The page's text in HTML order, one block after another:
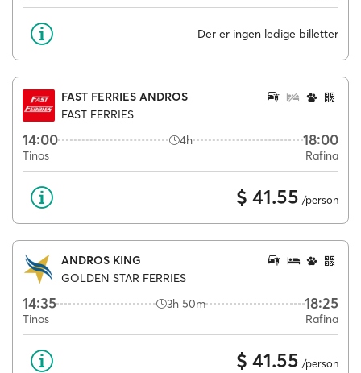
Der er ingen ledige billetter
FAST FERRIES ANDROS
FAST FERRIES
14:00 4h 18:00
Tinos Rafina
$ 41.55 /person
ANDROS KING
GOLDEN STAR FERRIES
14:35 3h 50m 18:25
Tinos Rafina
$ 41.55 /person